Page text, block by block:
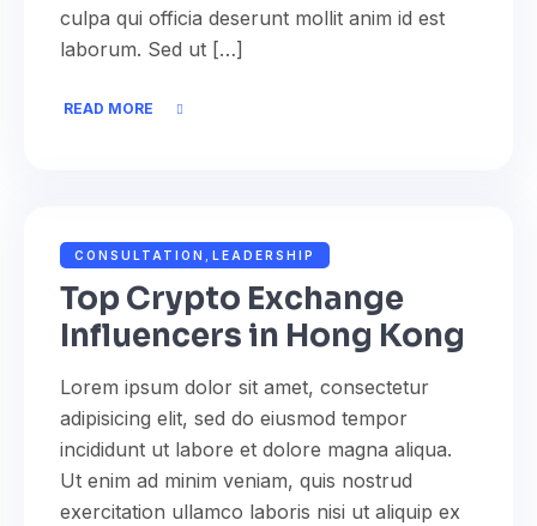
culpa qui officia deserunt mollit anim id est
laborum. Sed ut […]
READ MORE
CONSULTATION LEADERSHIP
NOVEMBER 16, 2022 ADMIN
Top Crypto Exchange
Influencers in Hong Kong
Lorem ipsum dolor sit amet, consectetur
adipisicing elit, sed do eiusmod tempor
incididunt ut labore et dolore magna aliqua.
Ut enim ad minim veniam, quis nostrud
exercitation ullamco laboris nisi ut aliquip ex